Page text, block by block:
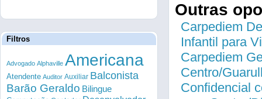
Outras
Carpediem
Infantil para
Carpediem
Centro/
Confidencial
Filtros
Advogado Alphaville Americana
Atendente Auditor Auxiliar Balconista
Barão Geraldo Bilingue